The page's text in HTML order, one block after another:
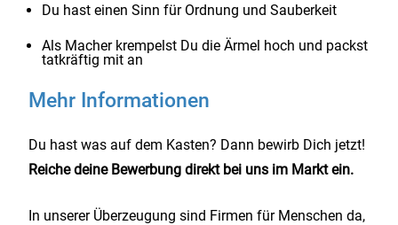
Du hast einen Sinn für Ordnung und Sauberkeit
Als Macher krempelst Du die Ärmel hoch und packst
tatkräftig mit an
Mehr Informationen
Du hast was auf dem Kasten? Dann bewirb Dich jetzt!
Reiche deine Bewerbung direkt bei uns im Markt ein.
In unserer Überzeugung sind Firmen für Menschen da,